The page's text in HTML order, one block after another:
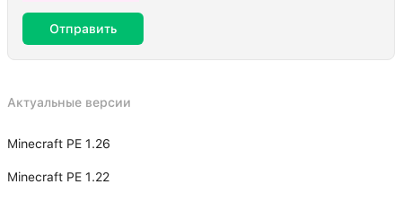
Отправить
Актуальные версии
Minecraft PE 1.26
Minecraft PE 1.22